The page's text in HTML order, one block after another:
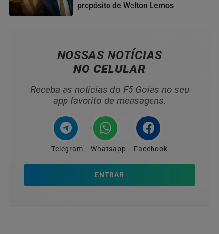
04
propósito de Welton Lemos
NOSSAS NOTÍCIAS
NO CELULAR
Receba as notícias do F5 Goiás no seu
app favorito de mensagens.
Telegram Whatsapp Facebook
ENTRAR